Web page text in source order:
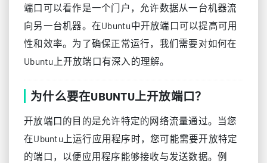
端口可以看作是一个门户，允许数据从一台机器流
向另一台机器。在Ubuntu中开放端口可以提高可用
性和效率。为了确保正常运行，我们需要对如何在
Ubuntu上开放端口有深入的理解。
为什么要在UBUNTU上开放端口？
开放端口的目的是允许特定的网络流量通过。当您
在Ubuntu上运行应用程序时，您可能需要开放特定
的端口，以便应用程序能够接收与发送数据。例